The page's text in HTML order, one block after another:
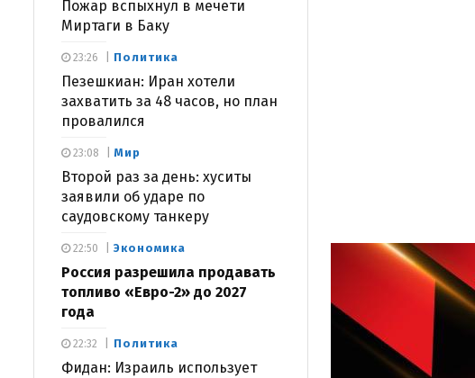
Пожар вспыхнул в мечети
Миртаги в Баку
Политика
Пезешкиан: Иран хотели
захватить за 48 часов, но план
провалился
23:26
Мир
Второй раз за день: хуситы
заявили об ударе по
саудовскому танкеру
23:08
Экономика
Россия разрешила продавать
топливо «Евро-2» до 2027
года
22:50
Политика
Фидан: Израиль использует
22:32